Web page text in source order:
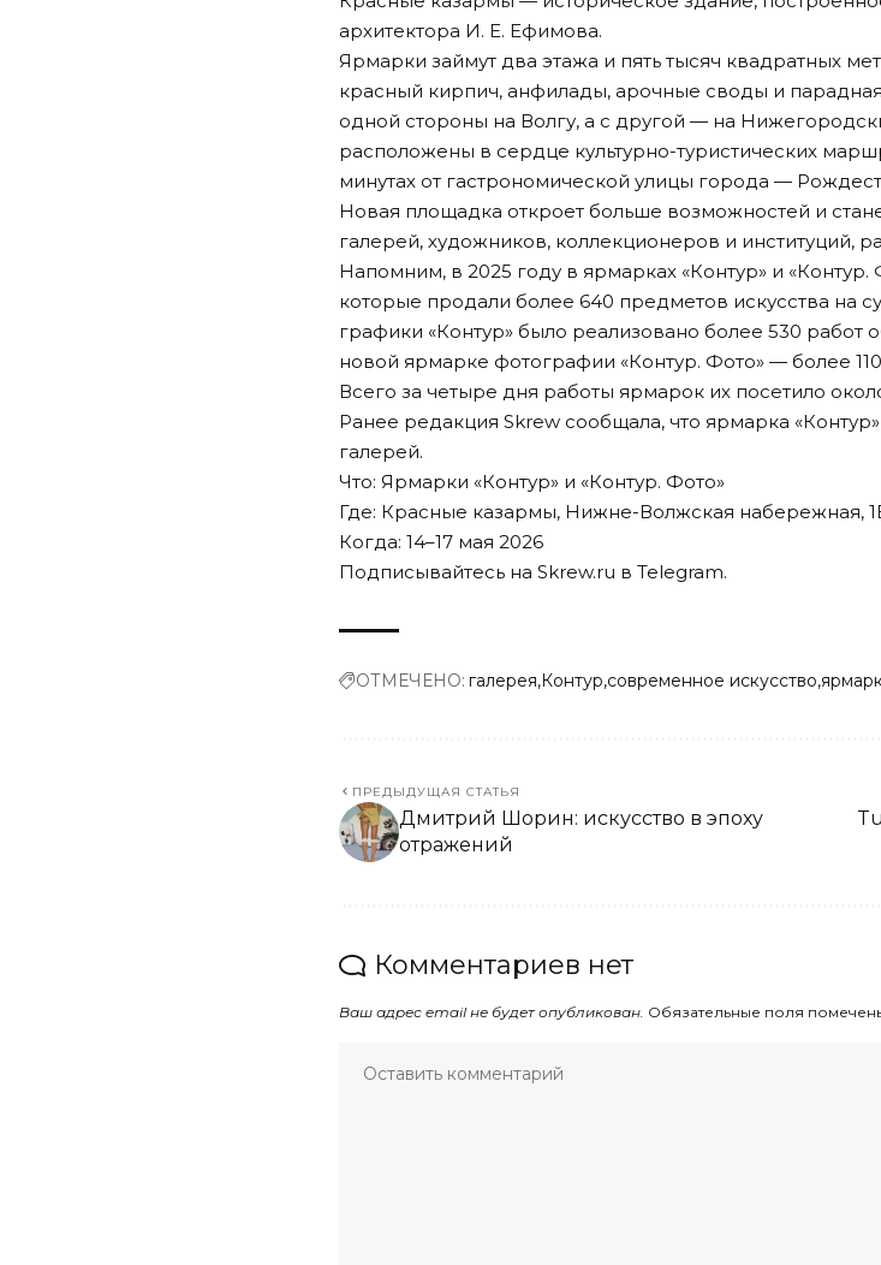
архитектора И. Е. Ефимова.
Ярмарки займут два этажа и пять тысяч квадратных
красный кирпич, анфилады, арочные своды и
одной стороны на Волгу, а с другой — на
расположены в сердце культурно-туристических
минутах от гастрономической улицы города —
Новая площадка откроет больше возможностей и
галерей, художников, коллекционеров и институций,
Напомним, в 2025 году в ярмарках «Контур» и «Контур.
которые продали более 640 предметов искусства на
графики «Контур» было реализовано более 530 работ
новой ярмарке фотографии «Контур. Фото» — более
Всего за четыре дня работы ярмарок их посетило
Ранее редакция Skrew сообщала, что ярмарка
галерей.
Что: Ярмарки «Контур» и «Контур. Фото»
Где: Красные казармы, Нижне-Волжская набережная,
Когда: 14–17 мая 2026
Подписывайтесь на Skrew.ru в Telegram.
ОТМЕЧЕНО: галерея Контур современное искусство
ПРЕДЫДУЩАЯ СТАТЬЯ
Дмитрий Шорин: искусство в эпоху
отражений
Комментариев нет
Ваш адрес email не будет опубликован. Обязательные поля